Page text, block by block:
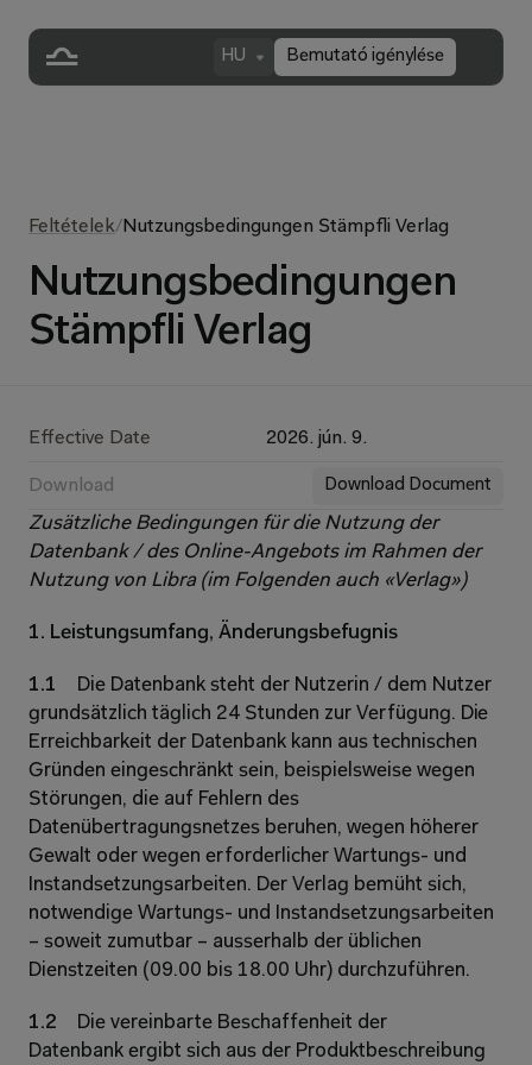
Bemutató igénylése
HU
Feltételek/Nutzungsbedingungen Stämpfli Verlag
Nutzungsbedingungen
Stämpfli Verlag
Effective Date 2026. jún. 9.
Download Download Document
Zusätzliche Bedingungen für die Nutzung der
Datenbank / des Online-Angebots im Rahmen der
Nutzung von Libra (im Folgenden auch «Verlag»)
1. Leistungsumfang, Änderungsbefugnis
1.1
Die Datenbank steht der Nutzerin / dem Nutzer
grundsätzlich täglich 24 Stunden zur Verfügung. Die
Erreichbarkeit der Datenbank kann aus technischen
Gründen eingeschränkt sein, beispielsweise wegen
Störungen, die auf Fehlern des
Datenübertragungsnetzes beruhen, wegen höherer
Gewalt oder wegen erforderlicher Wartungs- und
Instandsetzungsarbeiten. Der Verlag bemüht sich,
notwendige Wartungs- und Instandsetzungsarbeiten
– soweit zumutbar – ausserhalb der üblichen
Dienstzeiten (09.00 bis 18.00 Uhr) durchzuführen.
1.2
Die vereinbarte Beschaffenheit der
Datenbank ergibt sich aus der Produktbeschreibung